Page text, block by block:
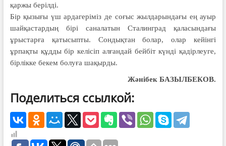
қаржы берілді.
Бір қызығы үш ардагеріміз де соғыс жылдарындағы ең ауыр
шайқастар­дың бірі саналатын Сталинград қаласын­дағы
ұрыстарға қатысыпты. Сондық­тан болар, олар кейінгі
ұрпақты құд­ды бір келісіп алғандай бейбіт күн­ді қадірлеуге,
бірлікке бекем болуға шақырды.
Жәнібек БАЗЫЛБЕКОВ.
Поделиться ссылкой: